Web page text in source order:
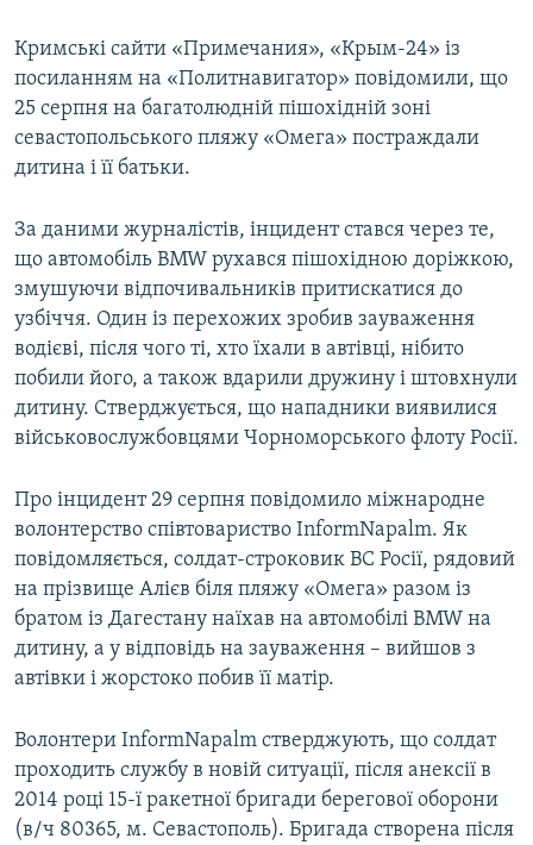
Кримські сайти «Примечания», «Крым-24» із
посиланням на «Политнавигатор» повідомили, що
25 серпня на багатолюдній пішохідній зоні
севастопольського пляжу «Омега» постраждали
дитина і її батьки.
За даними журналістів, інцидент стався через те,
що автомобіль BMW рухався пішохідною доріжкою,
змушуючи відпочивальників притискатися до
узбіччя. Один із перехожих зробив зауваження
водієві, після чого ті, хто їхали в автівці, нібито
побили його, а також вдарили дружину і штовхнули
дитину. Стверджується, що нападники виявилися
військовослужбовцями Чорноморського флоту Росії.
Про інцидент 29 серпня повідомило міжнародне
волонтерство співтовариство InformNapalm. Як
повідомляється, солдат-строковик ВС Росії, рядовий
на прізвище Алієв біля пляжу «Омега» разом із
братом із Дагестану наїхав на автомобілі BMW на
дитину, а у відповідь на зауваження – вийшов з
автівки і жорстоко побив її матір.
Волонтери InformNapalm стверджують, що солдат
проходить службу в новій ситуації, після анексії в
2014 році 15-ї ракетної бригади берегової оборони
(в/ч 80365, м. Севастополь). Бригада створена після